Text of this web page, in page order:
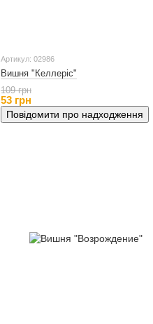
Артикул: 02986
Вишня "Келлеріс"
109 грн
53 грн
Повідомити про надходження